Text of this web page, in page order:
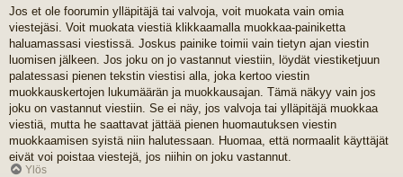
Jos et ole foorumin ylläpitäjä tai valvoja, voit muokata vain omia
viestejäsi. Voit muokata viestiä klikkaamalla muokkaa-painiketta
haluamassasi viestissä. Joskus painike toimii vain tietyn ajan viestin
luomisen jälkeen. Jos joku on jo vastannut viestiin, löydät viestiketjuun
palatessasi pienen tekstin viestisi alla, joka kertoo viestin
muokkauskertojen lukumäärän ja muokkausajan. Tämä näkyy vain jos
joku on vastannut viestiin. Se ei näy, jos valvoja tai ylläpitäjä muokkaa
viestiä, mutta he saattavat jättää pienen huomautuksen viestin
muokkaamisen syistä niin halutessaan. Huomaa, että normaalit käyttäjät
eivät voi poistaa viestejä, jos niihin on joku vastannut.
Ylös